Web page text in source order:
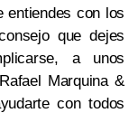
entiendes con los
que dejes
a unos
Rafael Marquina &
con todos